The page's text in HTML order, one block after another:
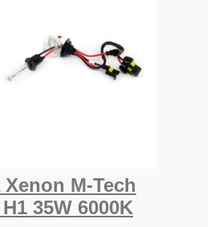
M-Tech
35W 6000K